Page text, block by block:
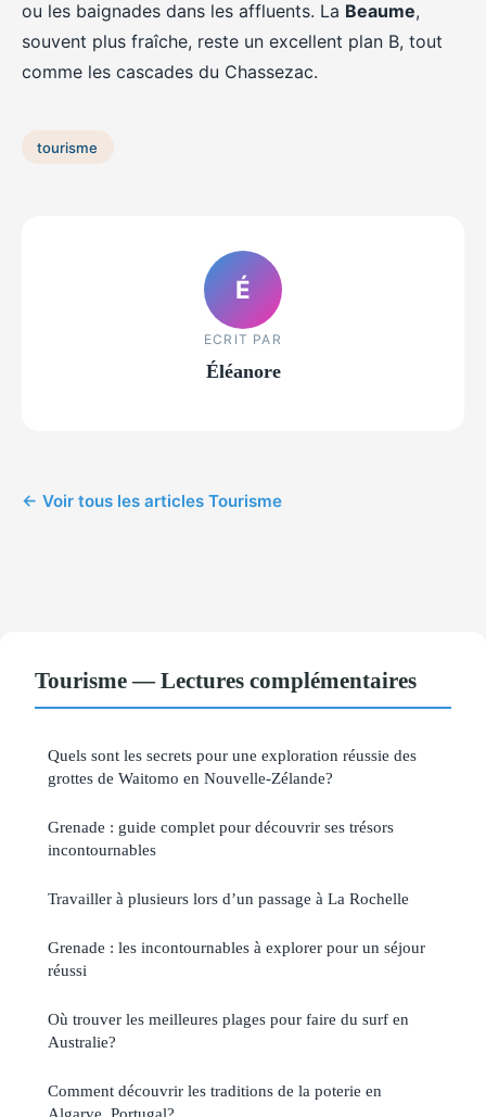
ou les baignades dans les affluents. La Beaume,
souvent plus fraîche, reste un excellent plan B, tout
comme les cascades du Chassezac.
tourisme
É
ECRIT PAR
Éléanore
← Voir tous les articles Tourisme
Tourisme — Lectures complémentaires
Quels sont les secrets pour une exploration réussie des
grottes de Waitomo en Nouvelle-Zélande?
Grenade : guide complet pour découvrir ses trésors
incontournables
Travailler à plusieurs lors d’un passage à La Rochelle
Grenade : les incontournables à explorer pour un séjour
réussi
Où trouver les meilleures plages pour faire du surf en
Australie?
Comment découvrir les traditions de la poterie en
Algarve, Portugal?